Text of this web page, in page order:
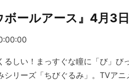
ールアース』4月3
るしい！まっすぐな瞳に「び」び
シリーズ「ちびぐるみ」。TVア